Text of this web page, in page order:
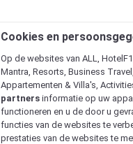
Cookies en
Op de websites van ALL,
Mantra, Resorts, Business
Appartementen & Villa's,
partners informatie op uw
functioneren en u de door u
functies van de websites te
prestaties van de websites te